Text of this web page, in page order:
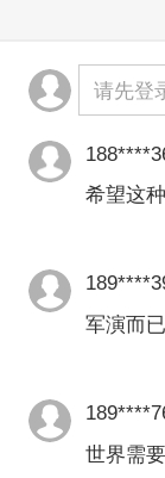
请先登
希望这
军演而
世界需